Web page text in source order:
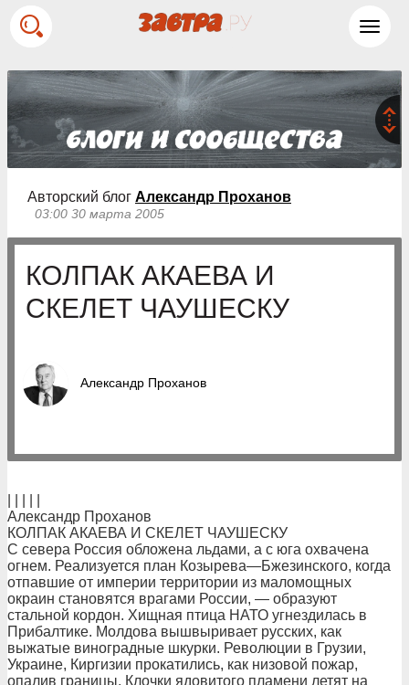
Авторский блог Александр Проханов
03:00 30 марта 2005
КОЛПАК АКАЕВА И
СКЕЛЕТ ЧАУШЕСКУ
Александр Проханов
Александр Проханов
КОЛПАК АКАЕВА И СКЕЛЕТ ЧАУШЕСКУ
С севера Россия обложена льдами, а с юга охвачена
огнем. Реализуется план Козырева—Бжезинского, когда
отпавшие от империи территории из маломощных
окраин становятся врагами России, — образуют
стальной кордон. Хищная птица НАТО угнездилась в
Прибалтике. Молдова вышвыривает русских, как
выжатые виноградные шкурки. Революции в Грузии,
Украине, Киргизии прокатились, как низовой пожар,
опалив границы. Клочки ядовитого пламени летят на